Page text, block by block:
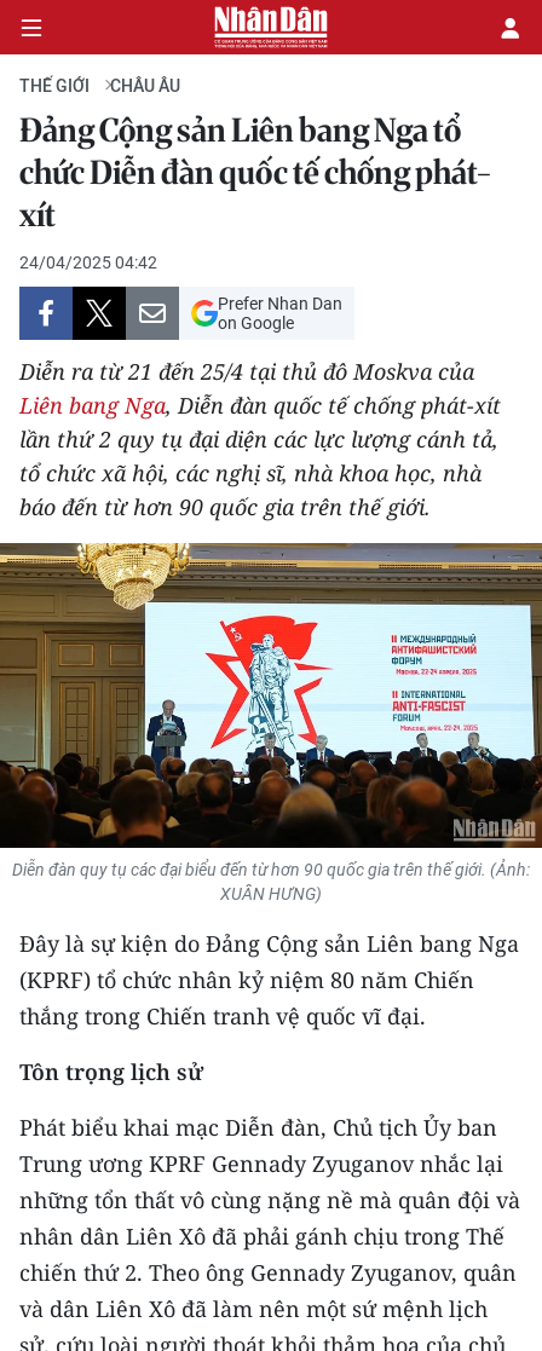
CHÍNH TRỊ
KINH TẾ
VĂN HÓA
XÃ HỘI
PHÁP LUẬT
DU LỊCH
THẾ GIỚI
THỂ THAO
GIÁO DỤC
Y TẾ
KHOA HỌC - CÔNG NGHỆ
MÔI TRƯỜNG
BẠN ĐỌC
TRI THỨC CHUYÊN SÂU
54 DÂN TỘC VIỆT NAM
CHƯƠNG TRÌNH OCOP - MỖI XÃ
MỘT SẢN PHẨM
RADIO
MEDIA CENTER
E-Magazine
THẾ GIỚI CHÂU ÂU
Đảng Cộng sản Liên bang Nga tổ
chức Diễn đàn quốc tế chống phát-
xít
24/04/2025 04:42
Prefer Nhan Dan
on Google
Diễn ra từ 21 đến 25/4 tại thủ đô Moskva của
Liên bang Nga, Diễn đàn quốc tế chống phát-xít
lần thứ 2 quy tụ đại diện các lực lượng cánh tả,
tổ chức xã hội, các nghị sĩ, nhà khoa học, nhà
báo đến từ hơn 90 quốc gia trên thế giới.
Diễn đàn quy tụ các đại biểu đến từ hơn 90 quốc gia trên thế giới. (Ảnh:
XUÂN HƯNG)
Đây là sự kiện do Đảng Cộng sản Liên bang Nga
(KPRF) tổ chức nhân kỷ niệm 80 năm Chiến
thắng trong Chiến tranh vệ quốc vĩ đại.
Tôn trọng lịch sử
Phát biểu khai mạc Diễn đàn, Chủ tịch Ủy ban
Trung ương KPRF Gennady Zyuganov nhắc lại
những tổn thất vô cùng nặng nề mà quân đội và
nhân dân Liên Xô đã phải gánh chịu trong Thế
chiến thứ 2. Theo ông Gennady Zyuganov, quân
và dân Liên Xô đã làm nên một sứ mệnh lịch
sử, cứu loài người thoát khỏi thảm họa của chủ